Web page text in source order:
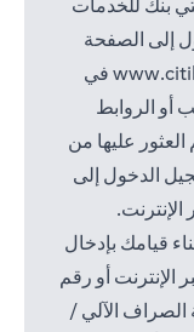
بنك للخدمات
إلى الصفحة
(opens in a new tab)في
أو الروابط
عليها من
الدخول إلى
قيامك بإدخال
أو رقم
الصراف الآلي /